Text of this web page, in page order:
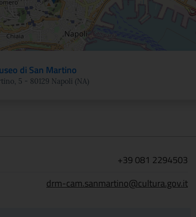
di San Martino
5 - 80129 Napoli (NA)
+39 081 2294503
drm-cam.sanmartino@cultura.gov.it